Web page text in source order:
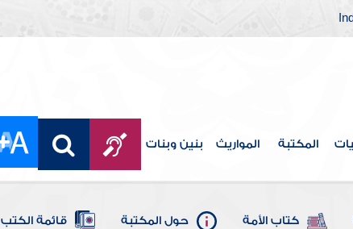
المكتبة المواريث بنين وبنات
كتاب الأمة حول المكتبة قائمة الكتب